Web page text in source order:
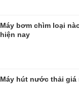
Máy bơm chìm loại
hiện nay
Máy hút nước thải giá